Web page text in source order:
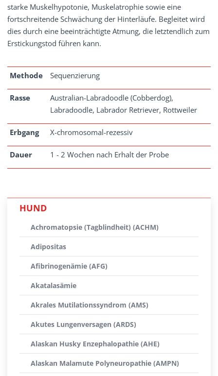
starke Muskelhypotonie, Muskelatrophie sowie eine
fortschreitende Schwächung der Hinterläufe. Begleitet wird
dies durch eine beeinträchtigte Atmung, die letztendlich zum
Erstickungstod führen kann.
Methode Sequenzierung
Rasse
Australian-Labradoodle (Cobberdog),
Labradoodle, Labrador Retriever, Rottweiler
Erbgang X-chromosomal-rezessiv
Dauer 1 - 2 Wochen nach Erhalt der Probe
HUND
Achromatopsie (Tagblindheit) (ACHM)
Adipositas
Afibrinogenämie (AFG)
Akatalasämie
Akrales Mutilationssyndrom (AMS)
Akutes Lungenversagen (ARDS)
Alaskan Husky Enzephalopathie (AHE)
Alaskan Malamute Polyneuropathie (AMPN)